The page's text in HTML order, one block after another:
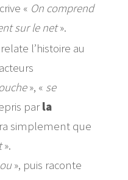
« On comprend
sur le net».
l’histoire au
», « se
parla
simplement que
».
», puis raconte